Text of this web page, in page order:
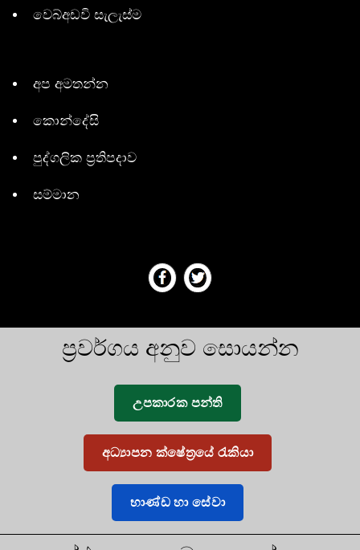
වෙබ්අඩවි සැලැස්ම
අප අමතන්න
කොන්දේසි
පුද්ගලික ප්‍රතිපදාව
සම්මාන
ප්‍රවර්ගය අනුව සොයන්න
උපකාරක පන්ති
අධ්‍යාපන ක්ෂේත්‍රයේ රැකියා
භාණ්ඩ හා සේවා